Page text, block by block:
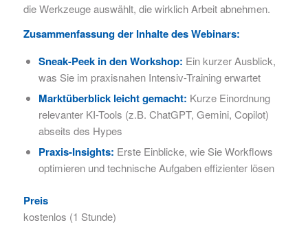
die Werkzeuge auswählt, die wirklich Arbeit abnehmen.
Zusammenfassung der Inhalte des Webinars:
Sneak-Peek in den Workshop: Ein kurzer Ausblick,
was Sie im praxisnahen Intensiv-Training erwartet
Marktüberblick leicht gemacht: Kurze Einordnung
relevanter KI-Tools (z.B. ChatGPT, Gemini, Copilot)
abseits des Hypes
Praxis-Insights: Erste Einblicke, wie Sie Workflows
optimieren und technische Aufgaben effizienter lösen
Preis
kostenlos (1 Stunde)